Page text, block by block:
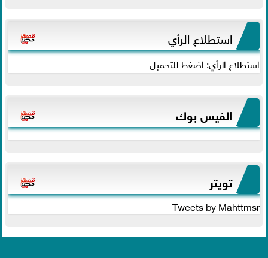
استطلاع الرأي
استطلاع الرأي: اضغط للتحميل
الفيس بوك
تويتر
Tweets by Mahttmsr